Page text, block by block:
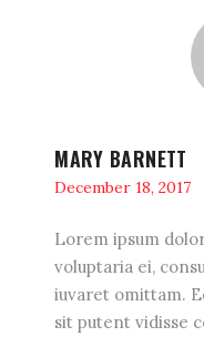
MARY BARNETT
December 18, 2017
Lorem ipsum
voluptaria ei,
iuvaret omittam.
sit putent vidisse